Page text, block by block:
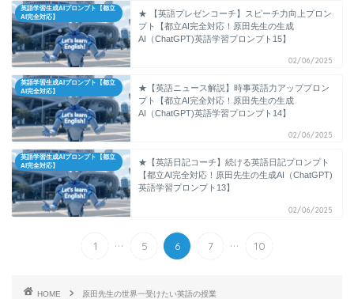
英語学習生成AIプロンプト【都立
AI完全対応】
★ 【英語プレゼンコーチ】スピーチ力向上プロン
プト【都立AI完全対応！原田先生の生成
AI（ChatGPT)英語学習プロンプト15】
02/06/2025
英語学習生成AIプロンプト【都立
AI完全対応】
★【英語ニュース解説】時事英語力アッププロン
プト【都立AI完全対応！原田先生の生成
AI（ChatGPT)英語学習プロンプト14】
02/06/2025
英語学習生成AIプロンプト【都立
AI完全対応】
★【英語日記コーチ】続ける英語日記プロンプト
【都立AI完全対応！原田先生の生成AI（ChatGPT)
英語学習プロンプト13】
02/06/2025
1 ... 5 6 7 ... 10
HOME
原田先生の世界一受けたい英語の授業